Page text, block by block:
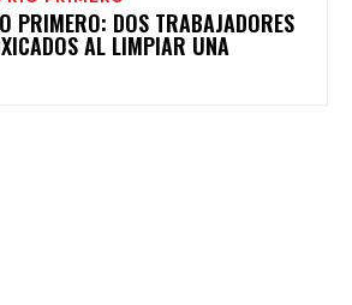
PRIMERO: DOS TRABAJADORES
AL LIMPIAR UNA